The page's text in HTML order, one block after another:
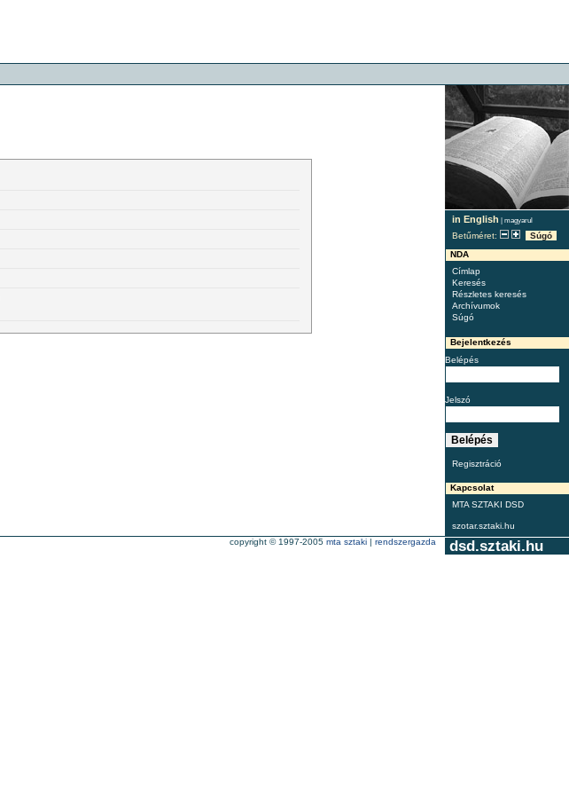
in English | magyarul
Betűméret:
Súgó
NDA
Címlap
Keresés
Részletes keresés
Archívumok
Súgó
Bejelentkezés
Belépés
Jelszó
Regisztráció
Kapcsolat
MTA SZTAKI DSD
szotar.sztaki.hu
dsd.sztaki.hu
copyright © 1997-2005 mta sztaki | rendszergazda